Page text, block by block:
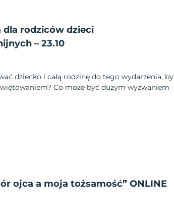
dla rodziców dzieci
– 23.10
dziecko i całą rodzinę do tego wydarzenia, by
Co może być dużym wyzwaniem
ojca a moja tożsamość” ONLINE